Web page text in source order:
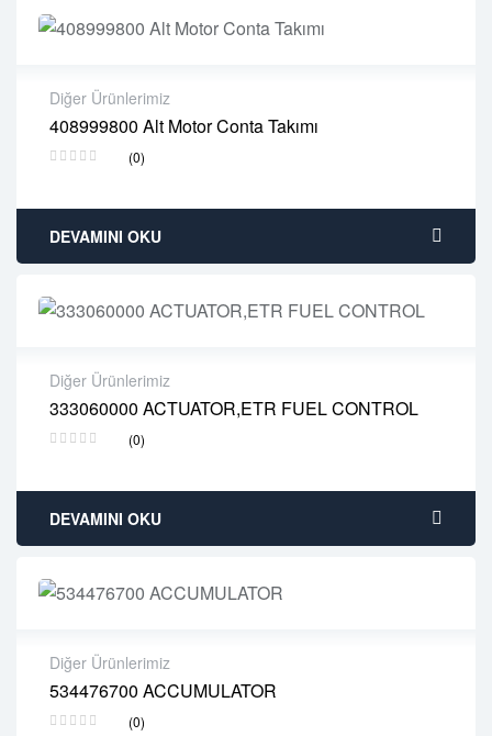
Diğer Ürünlerimiz
408999800 Alt Motor Conta Takımı
(0)
2 years warranty
Delivery time: 1-2 business days
DEVAMINI OKU
Diğer Ürünlerimiz
333060000 ACTUATOR,ETR FUEL CONTROL
(0)
2 years warranty
Delivery time: 1-2 business days
DEVAMINI OKU
Diğer Ürünlerimiz
534476700 ACCUMULATOR
(0)
2 years warranty
Delivery time: 1-2 business days